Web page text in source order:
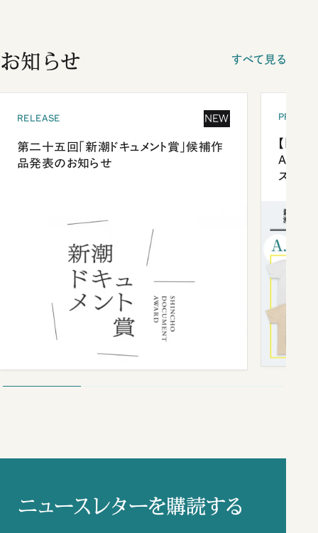
お知らせ すべて見る
RELEASE NEW
第二十五回「新潮ドキュメント賞」候補作
品発表のお知らせ
【「新
ズプレ
ニュースレターを購読する